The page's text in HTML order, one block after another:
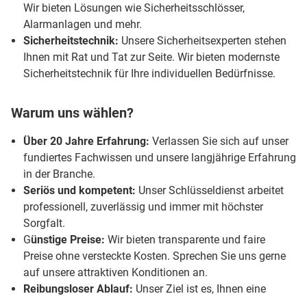
Wir bieten Lösungen wie Sicherheitsschlösser,
Alarmanlagen und mehr.
Sicherheitstechnik: Unsere Sicherheitsexperten stehen
Ihnen mit Rat und Tat zur Seite. Wir bieten modernste
Sicherheitstechnik für Ihre individuellen Bedürfnisse.
Warum uns wählen?
Über 20 Jahre Erfahrung: Verlassen Sie sich auf unser
fundiertes Fachwissen und unsere langjährige Erfahrung
in der Branche.
Seriös und kompetent: Unser Schlüsseldienst arbeitet
professionell, zuverlässig und immer mit höchster
Sorgfalt.
Günstige Preise: Wir bieten transparente und faire
Preise ohne versteckte Kosten. Sprechen Sie uns gerne
auf unsere attraktiven Konditionen an.
Reibungsloser Ablauf: Unser Ziel ist es, Ihnen eine